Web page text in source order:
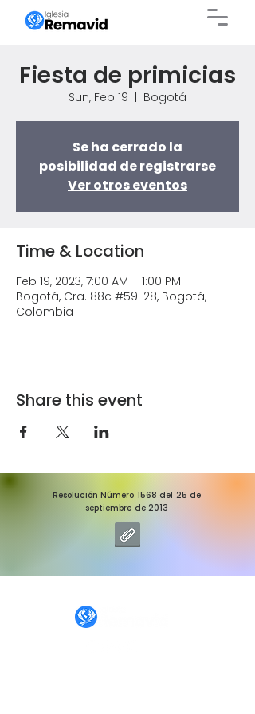
Fiesta de primicias
Sun, Feb 19 Bogotá
Se ha cerrado la
posibilidad de registrarse
Ver otros eventos
Time & Location
Feb 19, 2023, 7:00 AM – 1:00 PM
Bogotá, Cra. 88c #59-28, Bogotá,
Colombia
Share this event
Resolución Número 1568 del 25 de
septiembre de 2013